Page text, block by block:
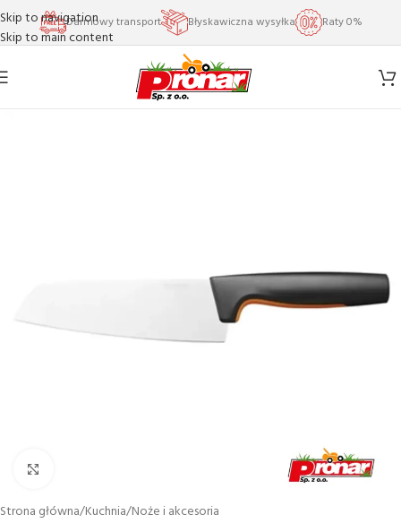
Skip to navigation
Skip to main content
Darmowy transport Błyskawiczna wysyłka Raty 0%
Strona główna/Kuchnia/Noże i akcesoria